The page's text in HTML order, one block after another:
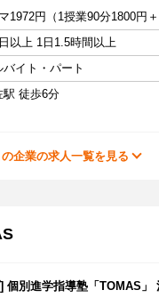
以上 1日1.5時間以上
バイト・パート
駅 徒歩6分
の企業の求人一覧を見る
個別進学指導塾「TOMAS」